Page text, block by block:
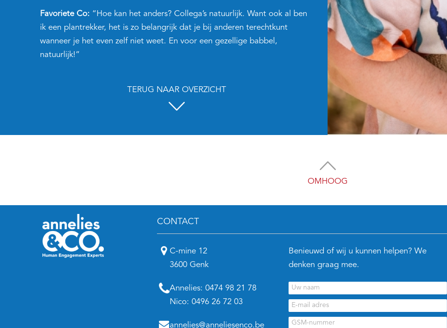
Favoriete Co: “Hoe kan het anders? Collega’s natuurlijk. Want ook al ben
ik een plantrekker, het is zo belangrijk dat je bij anderen terechtkunt
wanneer je het even zelf niet weet. En voor een gezellige babbel,
natuurlijk!”
TERUG NAAR OVERZICHT
OMHOOG
CONTACT
C-mine 12
3600 Genk
Annelies: 0474 98 21 78
Nico: 0496 26 72 03
annelies@anneliesenco.be
Benieuwd of wij u kunnen helpen? We
denken graag mee.